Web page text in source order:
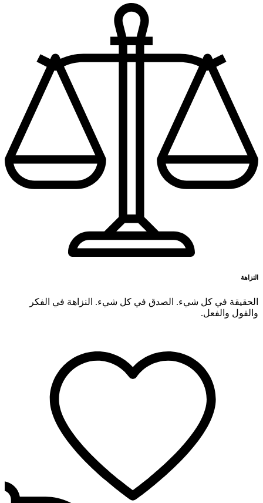
النزاهة
الحقيقة في كل شيء. الصدق في كل شيء. النزاهة في الفكر
والقول والفعل.